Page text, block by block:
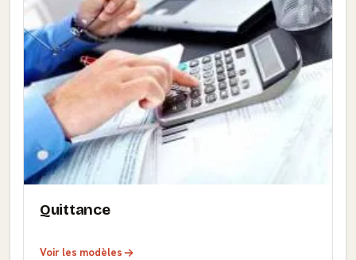
Quittance
Voir les modèles